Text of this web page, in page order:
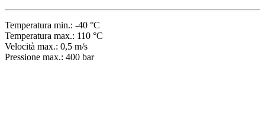
Temperatura min.: -40 °C
Temperatura max.: 110 °C
Velocità max.: 0,5 m/s
Pressione max.: 400 bar